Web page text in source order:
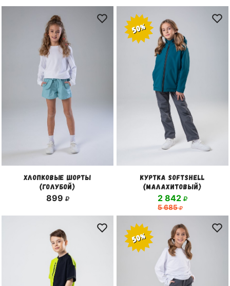
ХЛОПКОВЫЕ ШОРТЫ
(ГОЛУБОЙ)
899
50%
КУРТКА SOFTSHELL
(МАЛАХИТОВЫЙ)
5 685
2 842
50%